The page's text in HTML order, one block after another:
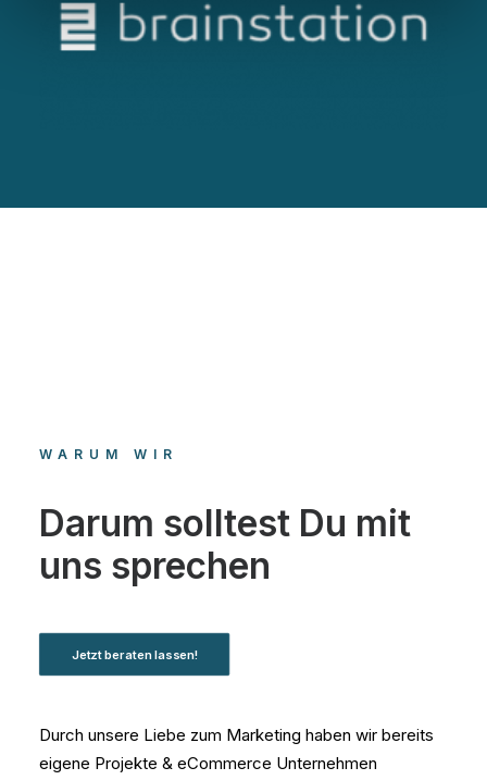
WARUM WIR
Darum solltest Du mit
uns sprechen
Jetzt beraten lassen!
Durch unsere Liebe zum Marketing haben wir bereits
eigene Projekte & eCommerce Unternehmen